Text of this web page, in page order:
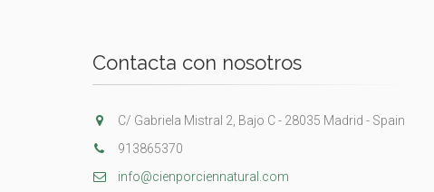
Contacta con nosotros
C/ Gabriela Mistral 2, Bajo C - 28035 Madrid - Spain
913865370
info@cienporciennatural.com